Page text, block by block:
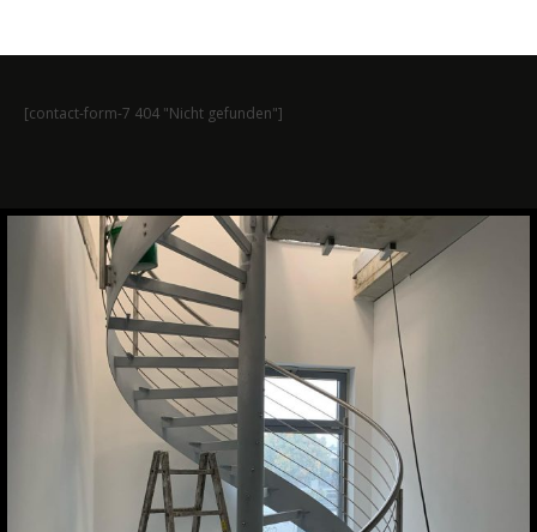
[contact-form-7 404 "Nicht gefunden"]